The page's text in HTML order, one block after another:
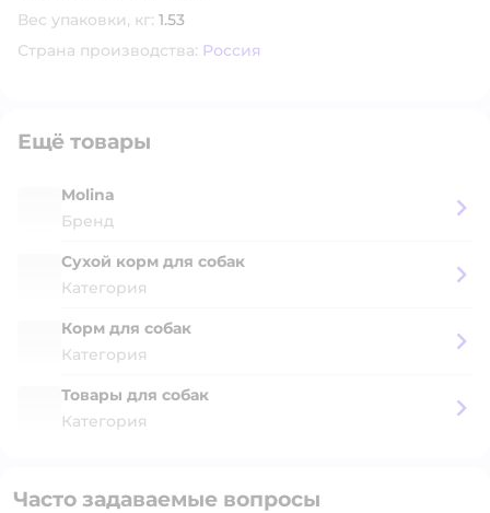
Вес упаковки, кг: 1.53
Страна производства: Россия
Ещё товары
Molina
Бренд
Сухой корм для собак
Категория
Корм для собак
Категория
Товары для собак
Категория
Часто задаваемые вопросы